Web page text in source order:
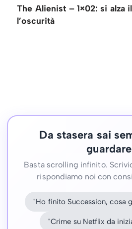
The Alienist – 1×02: si alza
l’oscurità
Da stasera sai
guardare
Basta scrolling infinito.
rispondiamo noi con
"Ho finito Succession, cosa
"Crime su Netflix da